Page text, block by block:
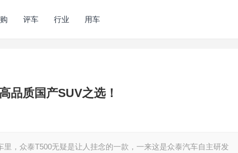
评车 行业 用车
品质国产SUV之选！
，众泰T500无疑是让人挂念的一款，一来这是众泰汽车自主研发